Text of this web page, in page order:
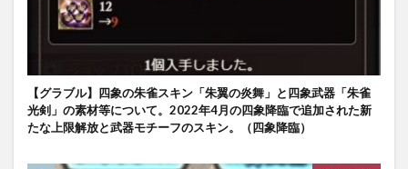
【グラブル】四象の朱雀スキン「朱翼の炎舞」と四象武器「朱雀
光剣」の素材等について。2022年4月の四象降臨で追加された新
たな上限解放と武器モチーフのスキン。（四象降臨）